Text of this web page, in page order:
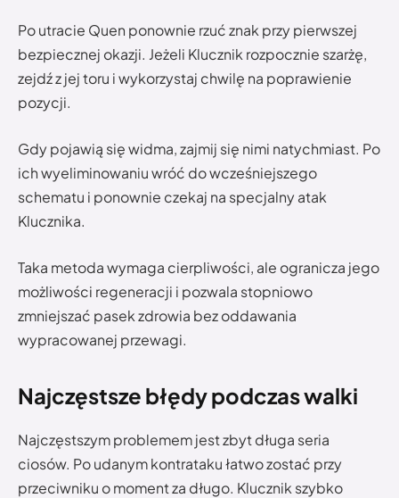
Po utracie Quen ponownie rzuć znak przy pierwszej
bezpiecznej okazji. Jeżeli Klucznik rozpocznie szarżę,
zejdź z jej toru i wykorzystaj chwilę na poprawienie
pozycji.
Gdy pojawią się widma, zajmij się nimi natychmiast. Po
ich wyeliminowaniu wróć do wcześniejszego
schematu i ponownie czekaj na specjalny atak
Klucznika.
Taka metoda wymaga cierpliwości, ale ogranicza jego
możliwości regeneracji i pozwala stopniowo
zmniejszać pasek zdrowia bez oddawania
wypracowanej przewagi.
Najczęstsze błędy podczas walki
Najczęstszym problemem jest zbyt długa seria
ciosów. Po udanym kontrataku łatwo zostać przy
przeciwniku o moment za długo. Klucznik szybko